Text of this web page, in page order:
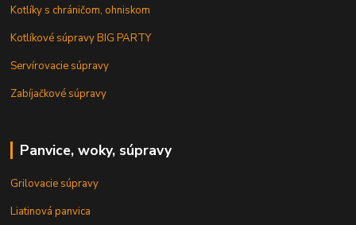
Kotlíky s chráničom, ohniskom
Kotlíkové súpravy BIG PARTY
Servírovacie súpravy
Zabíjačkové súpravy
Panvice, woky, súpravy
Grilovacie súpravy
Liatinová panvica